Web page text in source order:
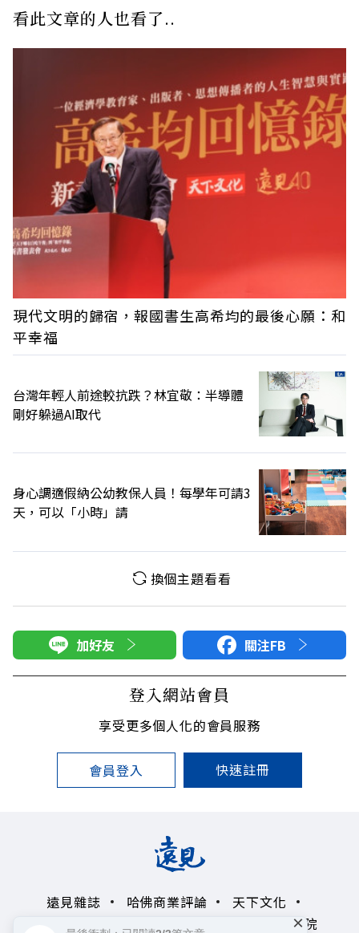
看此文章的人也看了..
現代文明的歸宿，報國書生高希均的最後心願：和
平幸福
台灣年輕人前途較抗跌？林宜敬：半導體
剛好躲過AI取代
身心調適假納公幼教保人員！每學年可請3
天，可以「小時」請
換個主題看看
加好友 關注FB
登入網站會員
享受更多個人化的會員服務
會員登入 快速註冊
遠見雜誌 哈佛商業評論
天下文化
未來親子學習平台
領導影響力學院
×